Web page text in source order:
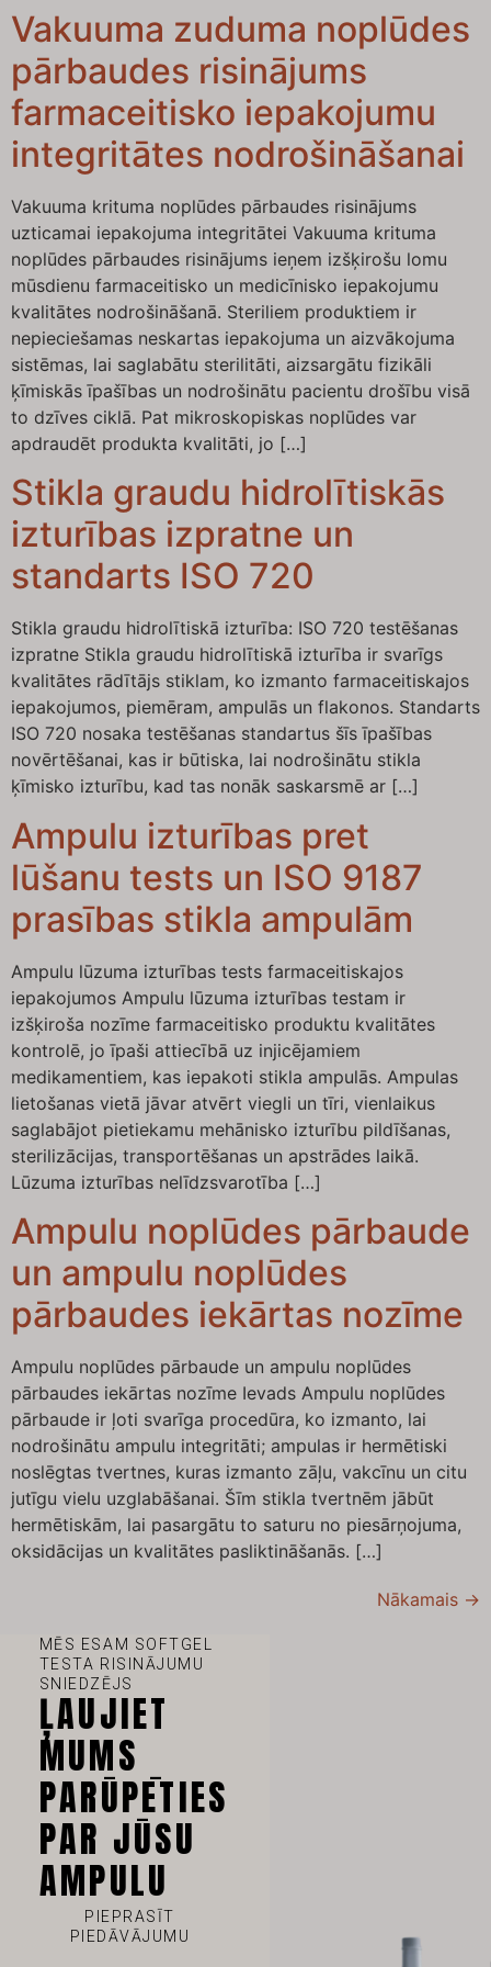
Vakuuma zuduma noplūdes
pārbaudes risinājums
farmaceitisko iepakojumu
integritātes nodrošināšanai
Vakuuma krituma noplūdes pārbaudes risinājums
uzticamai iepakojuma integritātei Vakuuma krituma
noplūdes pārbaudes risinājums ieņem izšķirošu lomu
mūsdienu farmaceitisko un medicīnisko iepakojumu
kvalitātes nodrošināšanā. Steriliem produktiem ir
nepieciešamas neskartas iepakojuma un aizvākojuma
sistēmas, lai saglabātu sterilitāti, aizsargātu fizikāli
ķīmiskās īpašības un nodrošinātu pacientu drošību visā
to dzīves ciklā. Pat mikroskopiskas noplūdes var
apdraudēt produkta kvalitāti, jo […]
Stikla graudu hidrolītiskās
izturības izpratne un
standarts ISO 720
Stikla graudu hidrolītiskā izturība: ISO 720 testēšanas
izpratne Stikla graudu hidrolītiskā izturība ir svarīgs
kvalitātes rādītājs stiklam, ko izmanto farmaceitiskajos
iepakojumos, piemēram, ampulās un flakonos. Standarts
ISO 720 nosaka testēšanas standartus šīs īpašības
novērtēšanai, kas ir būtiska, lai nodrošinātu stikla
ķīmisko izturību, kad tas nonāk saskarsmē ar […]
Ampulu izturības pret
lūšanu tests un ISO 9187
prasības stikla ampulām
Ampulu lūzuma izturības tests farmaceitiskajos
iepakojumos Ampulu lūzuma izturības testam ir
izšķiroša nozīme farmaceitisko produktu kvalitātes
kontrolē, jo īpaši attiecībā uz injicējamiem
medikamentiem, kas iepakoti stikla ampulās. Ampulas
lietošanas vietā jāvar atvērt viegli un tīri, vienlaikus
saglabājot pietiekamu mehānisko izturību pildīšanas,
sterilizācijas, transportēšanas un apstrādes laikā.
Lūzuma izturības nelīdzsvarotība […]
Ampulu noplūdes pārbaude
un ampulu noplūdes
pārbaudes iekārtas nozīme
Ampulu noplūdes pārbaude un ampulu noplūdes
pārbaudes iekārtas nozīme Ievads Ampulu noplūdes
pārbaude ir ļoti svarīga procedūra, ko izmanto, lai
nodrošinātu ampulu integritāti; ampulas ir hermētiski
noslēgtas tvertnes, kuras izmanto zāļu, vakcīnu un citu
jutīgu vielu uzglabāšanai. Šīm stikla tvertnēm jābūt
hermētiskām, lai pasargātu to saturu no piesārņojuma,
oksidācijas un kvalitātes pasliktināšanās. […]
Nākamais →
MĒS ESAM SOFTGEL
TESTA RISINĀJUMU
SNIEDZĒJS
ĻAUJIET
MUMS
PARŪPĒTIES
PAR JŪSU
AMPULU
PIEPRASĪT
PIEDĀVĀJUMU
SV